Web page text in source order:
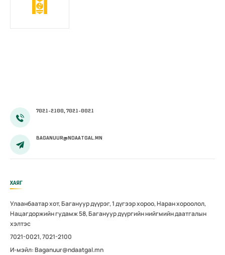
7021-2100, 7021-0021
BAGANUUR@NDAATGAL.MN
ХАЯГ
Улаанбаатар хот, Багануур дүүрэг, 1 дүгээр хороо, Наран хороолол,
Нацагдоржийн гудамж 58, Багануур дүүргийн нийгмийн даатгалын
хэлтэс
7021-0021, 7021-2100
И-мэйл: Baganuur@ndaatgal.mn